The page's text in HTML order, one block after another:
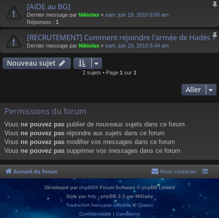
[AIDE au BG]
Dernier message par Nikiolas « sam. juin 19, 2010 9:00 am
Réponses : 1
[RECRUTEMENT] Comment rejoindre l'armée de Hadès ?
Dernier message par Nikiolas « sam. juin 19, 2010 8:44 am
Nouveau sujet
2 sujets • Page 1 sur 1
Aller
Permissions du forum
Vous ne pouvez pas publier de nouveaux sujets dans ce forum
Vous ne pouvez pas répondre aux sujets dans ce forum
Vous ne pouvez pas modifier vos messages dans ce forum
Vous ne pouvez pas supprimer vos messages dans ce forum
Accueil du forum Nous contacter
Développé par phpBB® Forum Software © phpBB Limited
Style par Arty - phpBB 3.3 par MrGaby
Traduction française officielle ©Qiaeru
Confidentialité | Conditions